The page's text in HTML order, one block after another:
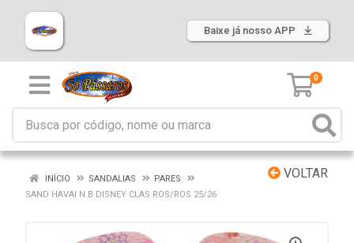
Baixe já nosso APP
0
VOLTAR
INÍCIO SANDALIAS
PARES
SAND HAVAI N.B DISNEY CLAS ROS/ROS 25/26